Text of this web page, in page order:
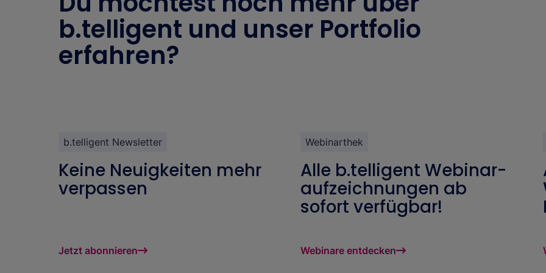
b.telligent und unser Portfolio
erfahren?
b.telligent Newsletter
Keine Neuigkeiten mehr
verpassen
Jetzt abonnieren
Webinarthek
Alle b.telligent Webinar-
aufzeichnungen ab
sofort verfügbar!
Webinare entdecken